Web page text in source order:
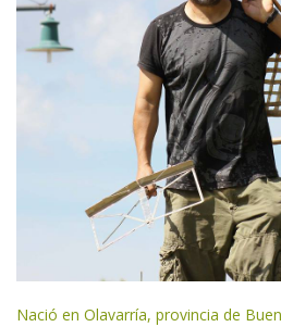
Nació en Olavarría, provincia de